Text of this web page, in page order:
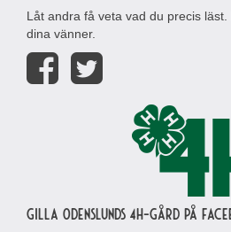
Låt andra få veta vad du precis
dina vänner.
Gilla Odenslunds 4H-gård på